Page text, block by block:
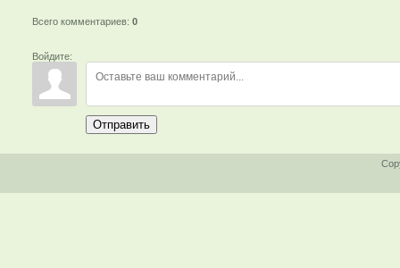
Всего комментариев:0
Войдите:
Отправить